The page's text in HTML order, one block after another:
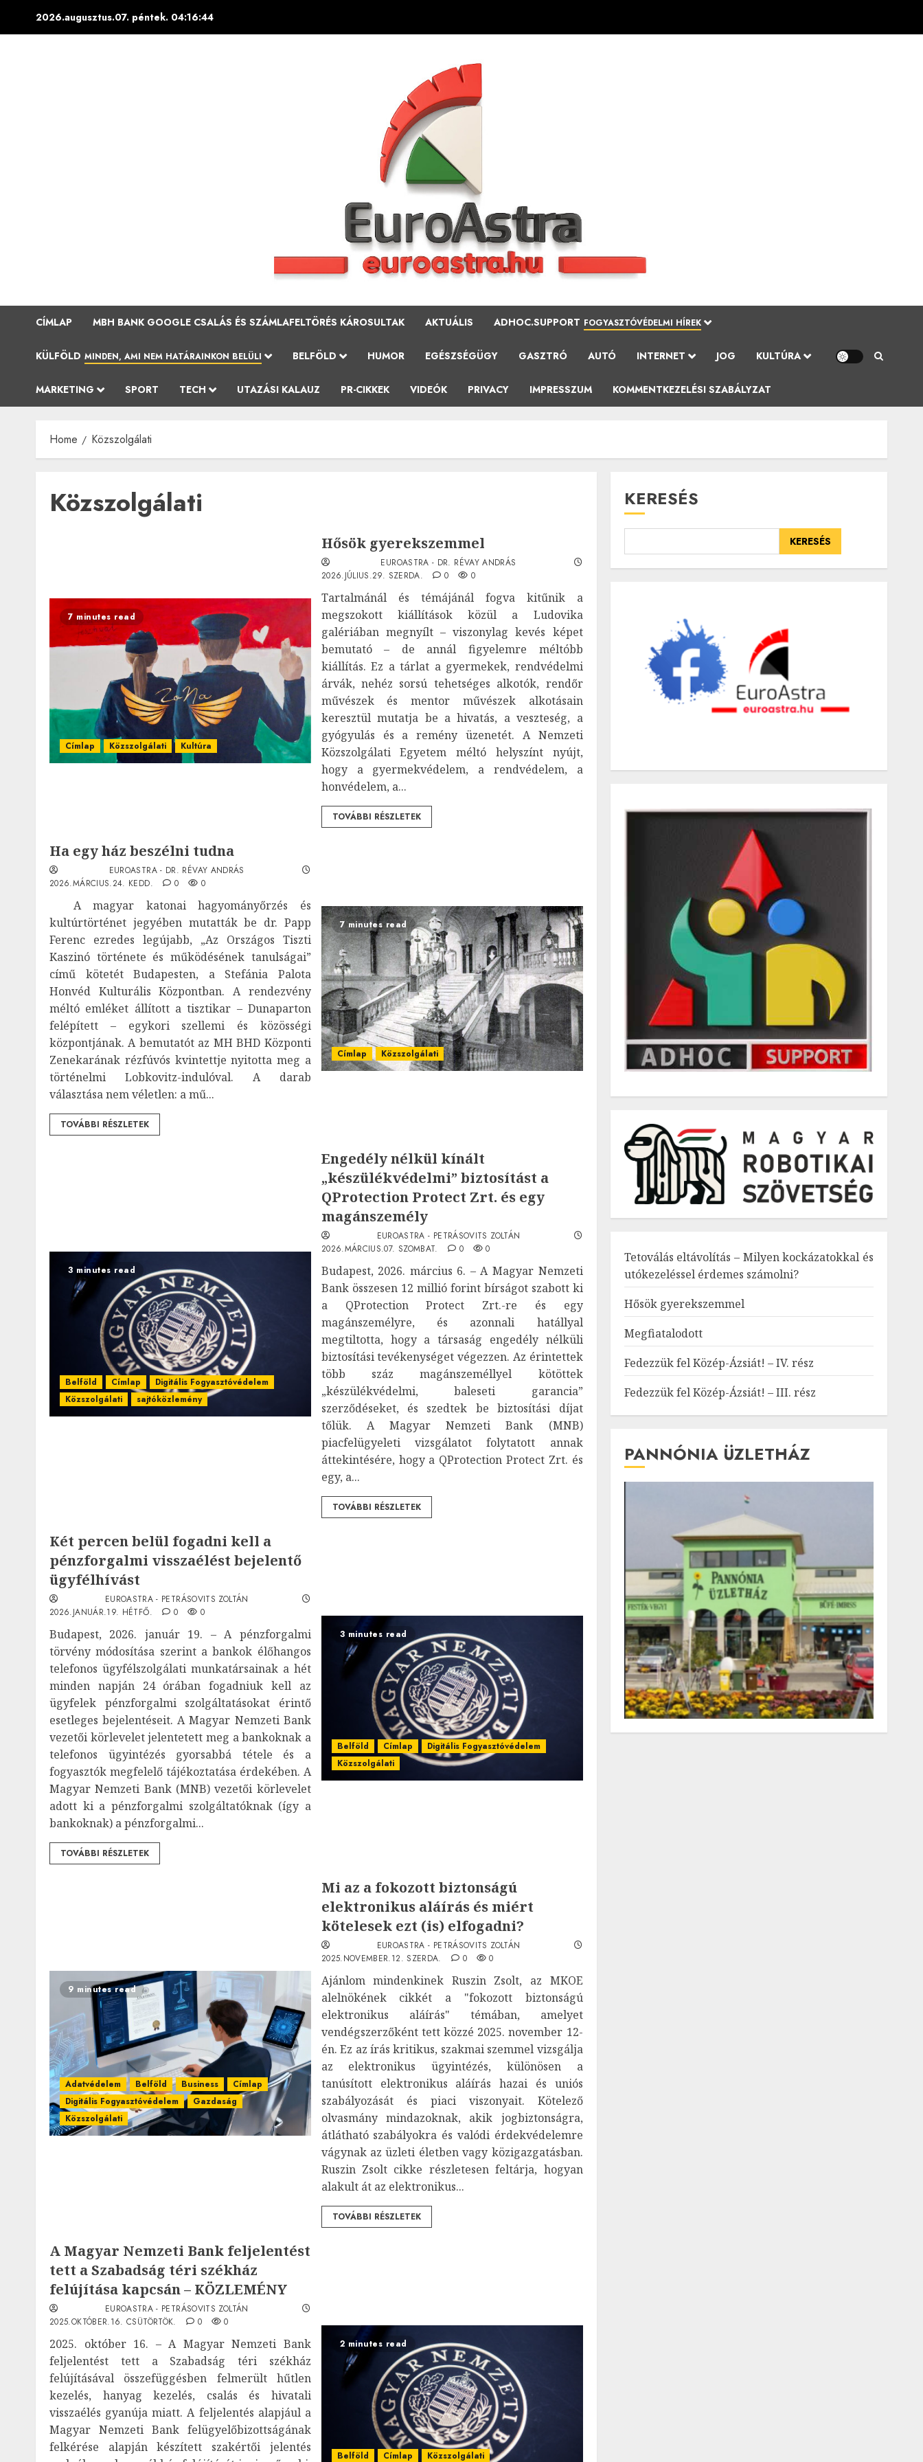
2026.augusztus.07. péntek. 04:16:45
CÍMLAP MBH BANK GOOGLE CSALÁS ÉS SZÁMLAFELTÖRÉS KÁROSULTAK AKTUÁLIS ADHOC.SUPPORT FOGYASZTÓVÉDELMI HÍREK
KÜLFÖLD MINDEN, AMI NEM HATÁRAINKON BELÜLI BELFÖLD HUMOR EGÉSZSÉGÜGY GASZTRÓ AUTÓ INTERNET JOG KULTÚRA
MARKETING SPORT TECH UTAZÁSI KALAUZ PR-CIKKEK VIDEÓK PRIVACY IMPRESSZUM KOMMENTKEZELÉSI SZABÁLYZAT
Home Közszolgálati
Közszolgálati
7 minutes read
Címlap Közszolgálati Kultúra
Hősök gyerekszemmel
EUROASTRA - DR. RÉVAY ANDRÁS
2026.JÚLIUS.29. SZERDA.
0 0
Tartalmánál és témájánál fogva kitűnik a
megszokott kiállítások közül a Ludovika
galériában megnyílt – viszonylag kevés képet
bemutató – de annál figyelemre méltóbb
kiállítás. Ez a tárlat a gyermekek, rendvédelmi
árvák, nehéz sorsú tehetséges alkotók, rendőr
művészek és mentor művészek alkotásain
keresztül mutatja be a hivatás, a veszteség, a
gyógyulás és a remény üzenetét. A Nemzeti
Közszolgálati Egyetem méltó helyszínt nyújt,
hogy a gyermekvédelem, a rendvédelem, a
honvédelem, a...
TOVÁBBI RÉSZLETEK
7 minutes read
Címlap Közszolgálati
Ha egy ház beszélni tudna
EUROASTRA - DR. RÉVAY ANDRÁS
2026.MÁRCIUS.24. KEDD.
0 0
A magyar katonai hagyományőrzés és
kultúrtörténet jegyében mutatták be dr. Papp
Ferenc ezredes legújabb, „Az Országos Tiszti
Kaszinó története és működésének tanulságai”
című kötetét Budapesten, a Stefánia Palota
Honvéd Kulturális Központban. A rendezvény
méltó emléket állított a tisztikar – Dunaparton
felépített – egykori szellemi és közösségi
központjának. A bemutatót az MH BHD Központi
Zenekarának rézfúvós kvintettje nyitotta meg a
történelmi Lobkovitz-indulóval. A darab
választása nem véletlen: a mű...
TOVÁBBI RÉSZLETEK
3 minutes read
Belföld Címlap
Digitális Fogyasztóvédelem
Közszolgálati
sajtóközlemény
Engedély nélkül kínált
„készülékvédelmi” biztosítást a
QProtection Protect Zrt. és egy
magánszemély
EUROASTRA - PETRÁSOVITS ZOLTÁN
2026.MÁRCIUS.07. SZOMBAT.
0 0
Budapest, 2026. március 6. – A Magyar Nemzeti
Bank összesen 12 millió forint bírságot szabott ki
a QProtection Protect Zrt.-re és egy
magánszemélyre, és azonnali hatállyal
megtiltotta, hogy a társaság engedély nélküli
biztosítási tevékenységet végezzen. Az érintettek
több száz magánszeméllyel kötöttek
„készülékvédelmi, baleseti garancia”
szerződéseket, és szedtek be biztosítási díjat
tőlük. A Magyar Nemzeti Bank (MNB)
piacfelügyeleti vizsgálatot folytatott annak
áttekintésére, hogy a QProtection Protect Zrt. és
egy, a...
TOVÁBBI RÉSZLETEK
3 minutes read
Belföld Címlap
Digitális Fogyasztóvédelem
Közszolgálati
Két percen belül fogadni kell a
pénzforgalmi visszaélést bejelentő
ügyfélhívást
EUROASTRA - PETRÁSOVITS ZOLTÁN
2026.JANUÁR.19. HÉTFŐ.
0 0
Budapest, 2026. január 19. – A pénzforgalmi
törvény módosítása szerint a bankok élőhangos
telefonos ügyfélszolgálati munkatársainak a hét
minden napján 24 órában fogadniuk kell az
ügyfelek pénzforgalmi szolgáltatásokat érintő
esetleges bejelentéseit. A Magyar Nemzeti Bank
vezetői körlevelet jelentetett meg a bankoknak a
telefonos ügyintézés gyorsabbá tétele és a
fogyasztók megfelelő tájékoztatása érdekében. A
Magyar Nemzeti Bank (MNB) vezetői körlevelet
adott ki a pénzforgalmi szolgáltatóknak (így a
bankoknak) a pénzforgalmi...
TOVÁBBI RÉSZLETEK
9 minutes read
Adatvédelem Belföld Business
Címlap
Digitális Fogyasztóvédelem
Gazdaság
Közszolgálati
Mi az a fokozott biztonságú
elektronikus aláírás és miért
kötelesek ezt (is) elfogadni?
EUROASTRA - PETRÁSOVITS ZOLTÁN
2025.NOVEMBER.12. SZERDA.
0 0
Ajánlom mindenkinek Ruszin Zsolt, az MKOE
alelnökének cikkét a "fokozott biztonságú
elektronikus aláírás" témában, amelyet
vendégszerzőként tett közzé 2025. november 12-
én. Ez az írás kritikus, szakmai szemmel vizsgálja
az elektronikus ügyintézés, különösen a
tanúsított elektronikus aláírás hazai és uniós
szabályozását és piaci viszonyait. Kötelező
olvasmány mindazoknak, akik jogbiztonságra,
átlátható szabályokra és valódi érdekvédelemre
vágynak az üzleti életben vagy közigazgatásban.
Ruszin Zsolt cikke részletesen feltárja, hogyan
alakult át az elektronikus...
TOVÁBBI RÉSZLETEK
2 minutes read
Belföld Címlap Közszolgálati
A Magyar Nemzeti Bank feljelentést
tett a Szabadság téri székház
felújítása kapcsán – KÖZLEMÉNY
EUROASTRA - PETRÁSOVITS ZOLTÁN
2025.OKTÓBER.16. CSÜTÖRTÖK.
0 0
2025. október 16. – A Magyar Nemzeti Bank
feljelentést tett a Szabadság téri székház
felújításával összefüggésben felmerült hűtlen
kezelés, hanyag kezelés, csalás és hivatali
visszaélés gyanúja miatt. A feljelentés alapjául a
Magyar Nemzeti Bank felügyelőbizottságának
felkérése alapján készített szakértői jelentés
KERESÉS
KERESÉS
Tetoválás eltávolítás – Milyen kockázatokkal és
utókezeléssel érdemes számolni?
Hősök gyerekszemmel
Megfiatalodott
Fedezzük fel Közép-Ázsiát! – IV. rész
Fedezzük fel Közép-Ázsiát! – III. rész
PANNÓNIA ÜZLETHÁZ